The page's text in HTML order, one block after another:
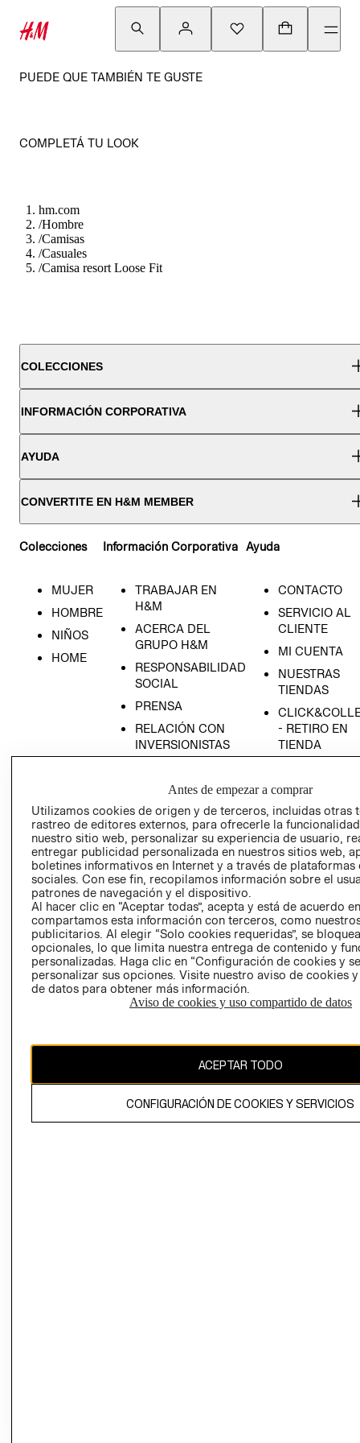
PUEDE QUE TAMBIÉN TE GUSTE
COMPLETÁ TU LOOK
hm.com
/Hombre
/Camisas
/Casuales
/Camisa resort Loose Fit
COLECCIONES
INFORMACIÓN CORPORATIVA
AYUDA
CONVERTITE EN H&M MEMBER
Colecciones
MUJER
HOMBRE
NIÑOS
HOME
Información Corporativa
TRABAJAR EN
H&M
ACERCA DEL
GRUPO H&M
RESPONSABILIDAD
SOCIAL
PRENSA
RELACIÓN CON
INVERSIONISTAS
EMPRESARIAL
Ayuda
CONTACTO
SERVICIO AL
CLIENTE
MI CUENTA
NUESTRAS
TIENDAS
- RETIRO EN
TIENDA
AVISO DE
PRIVACIDAD
GIFT CARD
AVISO DE
COOKIES
Uruguay ($U)
El contenido de esta página web está protegido por copyright y es
propiedad de H&M Hennes & Mauritz AB.
Antes de empezar a comprar
Utilizamos cookies de origen y de terceros, incluidas otras
rastreo de editores externos, para ofrecerle la
nuestro sitio web, personalizar su experiencia de usuario,
entregar publicidad personalizada en nuestros sitios web,
boletines informativos en Internet y a través de plataformas
sociales. Con ese fin, recopilamos información sobre el
patrones de navegación y el dispositivo.
Al hacer clic en “Aceptar todas”, acepta y está de acuerdo
compartamos esta información con terceros, como
publicitarios. Al elegir “Solo cookies requeridas”, se
opcionales, lo que limita nuestra entrega de contenido y
personalizadas. Haga clic en “Configuración de cookies y
personalizar sus opciones. Visite nuestro aviso de cookies
de datos para obtener más información.
Aviso de cookies y uso compartido de datos
ACEPTAR TODO
CONFIGURACIÓN DE COOKIES Y SERVICIOS